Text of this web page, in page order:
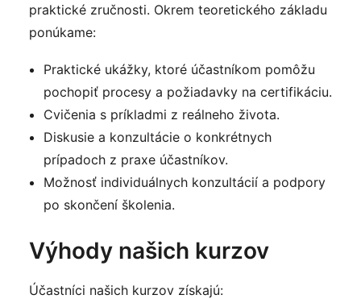
praktické zručnosti. Okrem teoretického základu
ponúkame:
Praktické ukážky, ktoré účastníkom pomôžu
pochopiť procesy a požiadavky na certifikáciu.
Cvičenia s príkladmi z reálneho života.
Diskusie a konzultácie o konkrétnych
prípadoch z praxe účastníkov.
Možnosť individuálnych konzultácií a podpory
po skončení školenia.
Výhody našich kurzov
Účastníci našich kurzov získajú: